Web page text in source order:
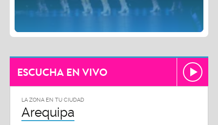
ESCUCHA EN VIVO
LA ZONA EN TU CIUDAD
Arequipa